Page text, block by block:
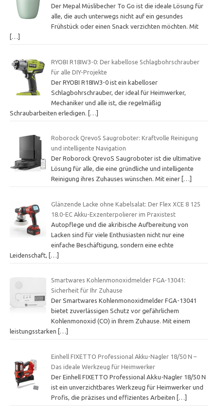
Der Mepal Müslibecher To Go ist die ideale Lösung für
alle, die auch unterwegs nicht auf ein gesundes
Frühstück oder einen Snack verzichten möchten. Mit
[…]
RYOBI R18IW3-0: Der kabellose Schlagbohrschrauber
für alle DIY-Projekte
Der RYOBI R18IW3-0 ist ein kabelloser
Schlagbohrschrauber, der ideal für Heimwerker,
Mechaniker und alle ist, die regelmäßig
Schraubarbeiten erledigen.
[…]
Roborock QrevoS Saugroboter: Kraftvolle Reinigung
und intelligente Navigation
Der Roborock QrevoS Saugroboter ist die ultimative
Lösung für alle, die eine gründliche und intelligente
Reinigung ihres Zuhauses wünschen. Mit einer […]
Glänzende Lacke ohne Kabelsalat: Der Flex XCE 8 125
18.0-EC Akku-Exzenterpolierer im Praxistest
Autopflege und die akribische Aufbereitung von
Lacken sind für viele Enthusiasten nicht nur eine
einfache Beschäftigung, sondern eine echte
Leidenschaft,
[…]
Smartwares Kohlenmonoxidmelder FGA-13041:
Sicherheit für Ihr Zuhause
Der Smartwares Kohlenmonoxidmelder FGA-13041
bietet zuverlässigen Schutz vor gefährlichem
Kohlenmonoxid (CO) in Ihrem Zuhause. Mit einem
leistungsstarken
[…]
Einhell FIXETTO Professional Akku-Nagler 18/50 N –
Das ideale Werkzeug für Heimwerker
Der Einhell FIXETTO Professional Akku-Nagler 18/50 N
ist ein unverzichtbares Werkzeug für Heimwerker und
Profis, die präzises und effizientes Arbeiten
[…]